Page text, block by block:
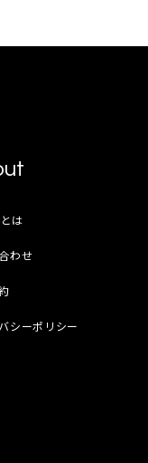
は
わせ
シーポリシー